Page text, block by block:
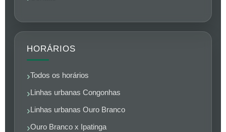
HORÁRIOS
Todos os horários
Linhas urbanas Congonhas
Linhas urbanas Ouro Branco
Ouro Branco x Ipatinga